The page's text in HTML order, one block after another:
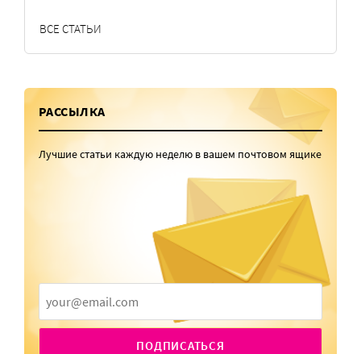
ВСЕ СТАТЬИ
РАССЫЛКА
Лучшие статьи каждую неделю в вашем почтовом ящике
ПОДПИСАТЬСЯ